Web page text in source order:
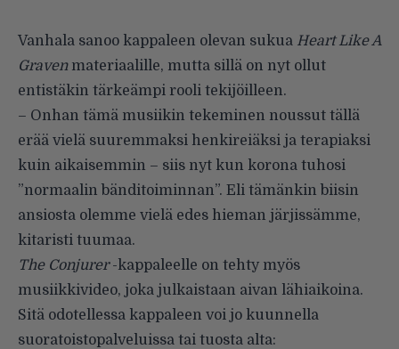
Vanhala sanoo kappaleen olevan sukua Heart Like A
Gravenmateriaalille, mutta sillä on nyt ollut
entistäkin tärkeämpi rooli tekijöilleen.
– Onhan tämä musiikin tekeminen noussut tällä
erää vielä suuremmaksi henkireiäksi ja terapiaksi
kuin aikaisemmin – siis nyt kun korona tuhosi
”normaalin bänditoiminnan”. Eli tämänkin biisin
ansiosta olemme vielä edes hieman järjissämme,
kitaristi tuumaa.
The Conjurer-kappaleelle on tehty myös
musiikkivideo, joka julkaistaan aivan lähiaikoina.
Sitä odotellessa kappaleen voi jo kuunnella
suoratoistopalveluissa tai tuosta alta: